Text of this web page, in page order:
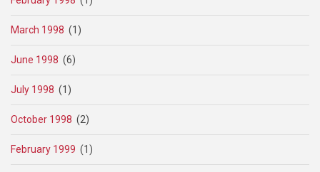
March 1998 (1)
June 1998 (6)
July 1998 (1)
October 1998 (2)
February 1999 (1)